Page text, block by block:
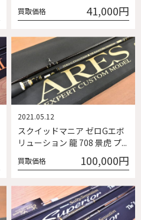
買取価格 41,000円
スクイッドマニア ゼロGエボ
リューション 龍 708 景虎 プ...
2021.05.12
買取価格 100,000円